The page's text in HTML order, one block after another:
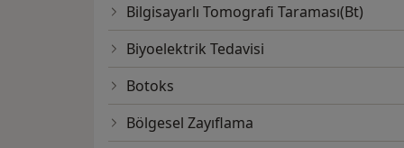
Bilgisayarlı Tomografi Taraması(Bt)
Biyoelektrik Tedavisi
Botoks
Bölgesel Zayıflama